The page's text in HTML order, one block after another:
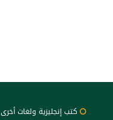
كتب إنجليزية ولغات أخرى